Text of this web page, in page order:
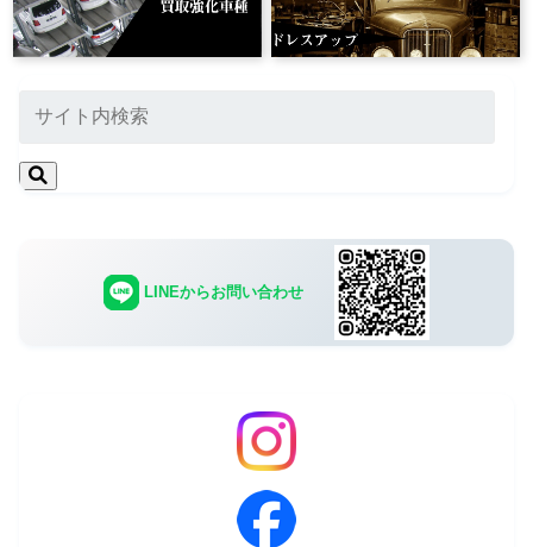
LINEからお問い合わせ